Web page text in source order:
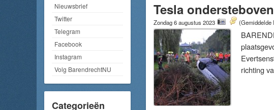
Nieuwsbrief
Twitter
Telegram
Facebook
Instagram
Volg BarendrechtNU
Categorieën
Tesla
Zondag 6 augustus 2023 (Gemiddelde
richting